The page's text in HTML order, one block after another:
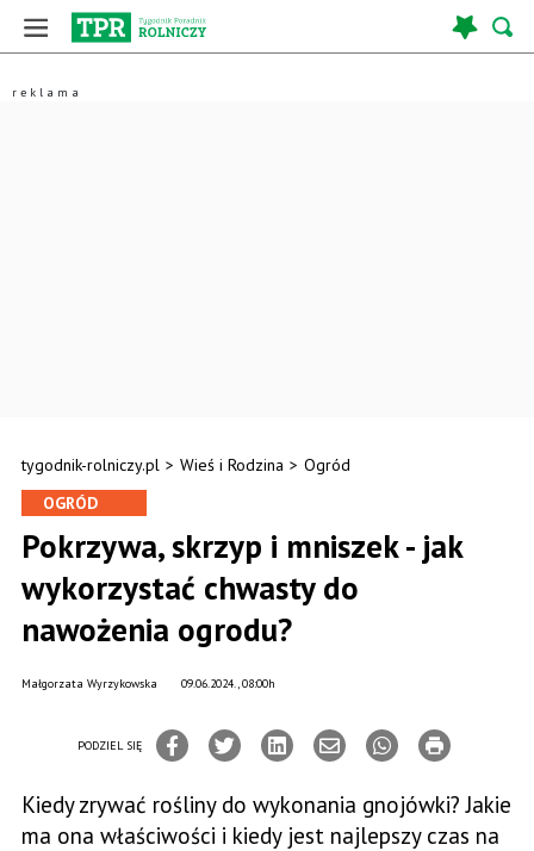
tygodnik-rolniczy.pl > Wieś i Rodzina > Ogród
OGRÓD
Pokrzywa, skrzyp i mniszek - jak
wykorzystać chwasty do
nawożenia ogrodu?
09.06.2024., 08:00h
Małgorzata Wyrzykowska
PODZIEL SIĘ
Kiedy zrywać rośliny do wykonania gnojówki? Jakie
ma ona właściwości i kiedy jest najlepszy czas na